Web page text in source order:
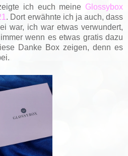
ich euch meine Glossybox
. Dort erwähnte ich ja auch, dass
war, ich war etwas verwundert,
wenn es etwas gratis dazu
Danke Box zeigen, denn es